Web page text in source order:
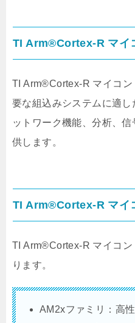
TI Arm®Cortex-R マイ
TI Arm®Cortex-R マイコ
要な組込みシステムに適
ットワーク機能、分析、
供します。
TI Arm®Cortex-R マイ
TI Arm®Cortex-R マイコ
ります。
AM2xファミリ：高